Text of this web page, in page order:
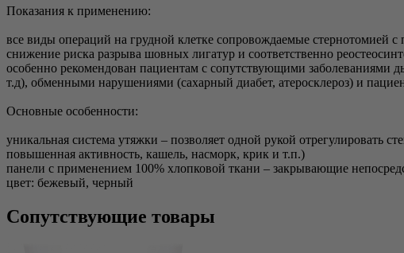
Показания к применению:
все виды операций на грудной клетке сопровождаемые стернотомией
снижение риска разрыва шовных лигатур и соответственно
особенно рекомендован пациентам с сопутствующими заболеваниями
т.д), обменными нарушениями (сахарный диабет, атеросклероз) и
Основные особенности:
уникальная система утяжки – позволяет одной рукой отрегулировать
повышенная активность, кашель, насморк, крик и т.п.)
панели с применением 100% хлопковой ткани – закрывающие
цвет: бежевый, черный
Сопутствующие товары